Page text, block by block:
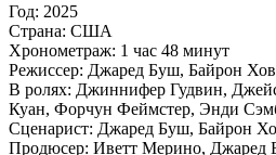
Год: 2025
Страна: США
Хронометраж: 1 час 48 минут
Режиссер: Джаред Буш, Байрон
В ролях: Джиннифер Гудвин,
Куан, Форчун Феймстер, Энди
Сценарист: Джаред Буш, Байрон
Продюсер: Иветт Мерино,